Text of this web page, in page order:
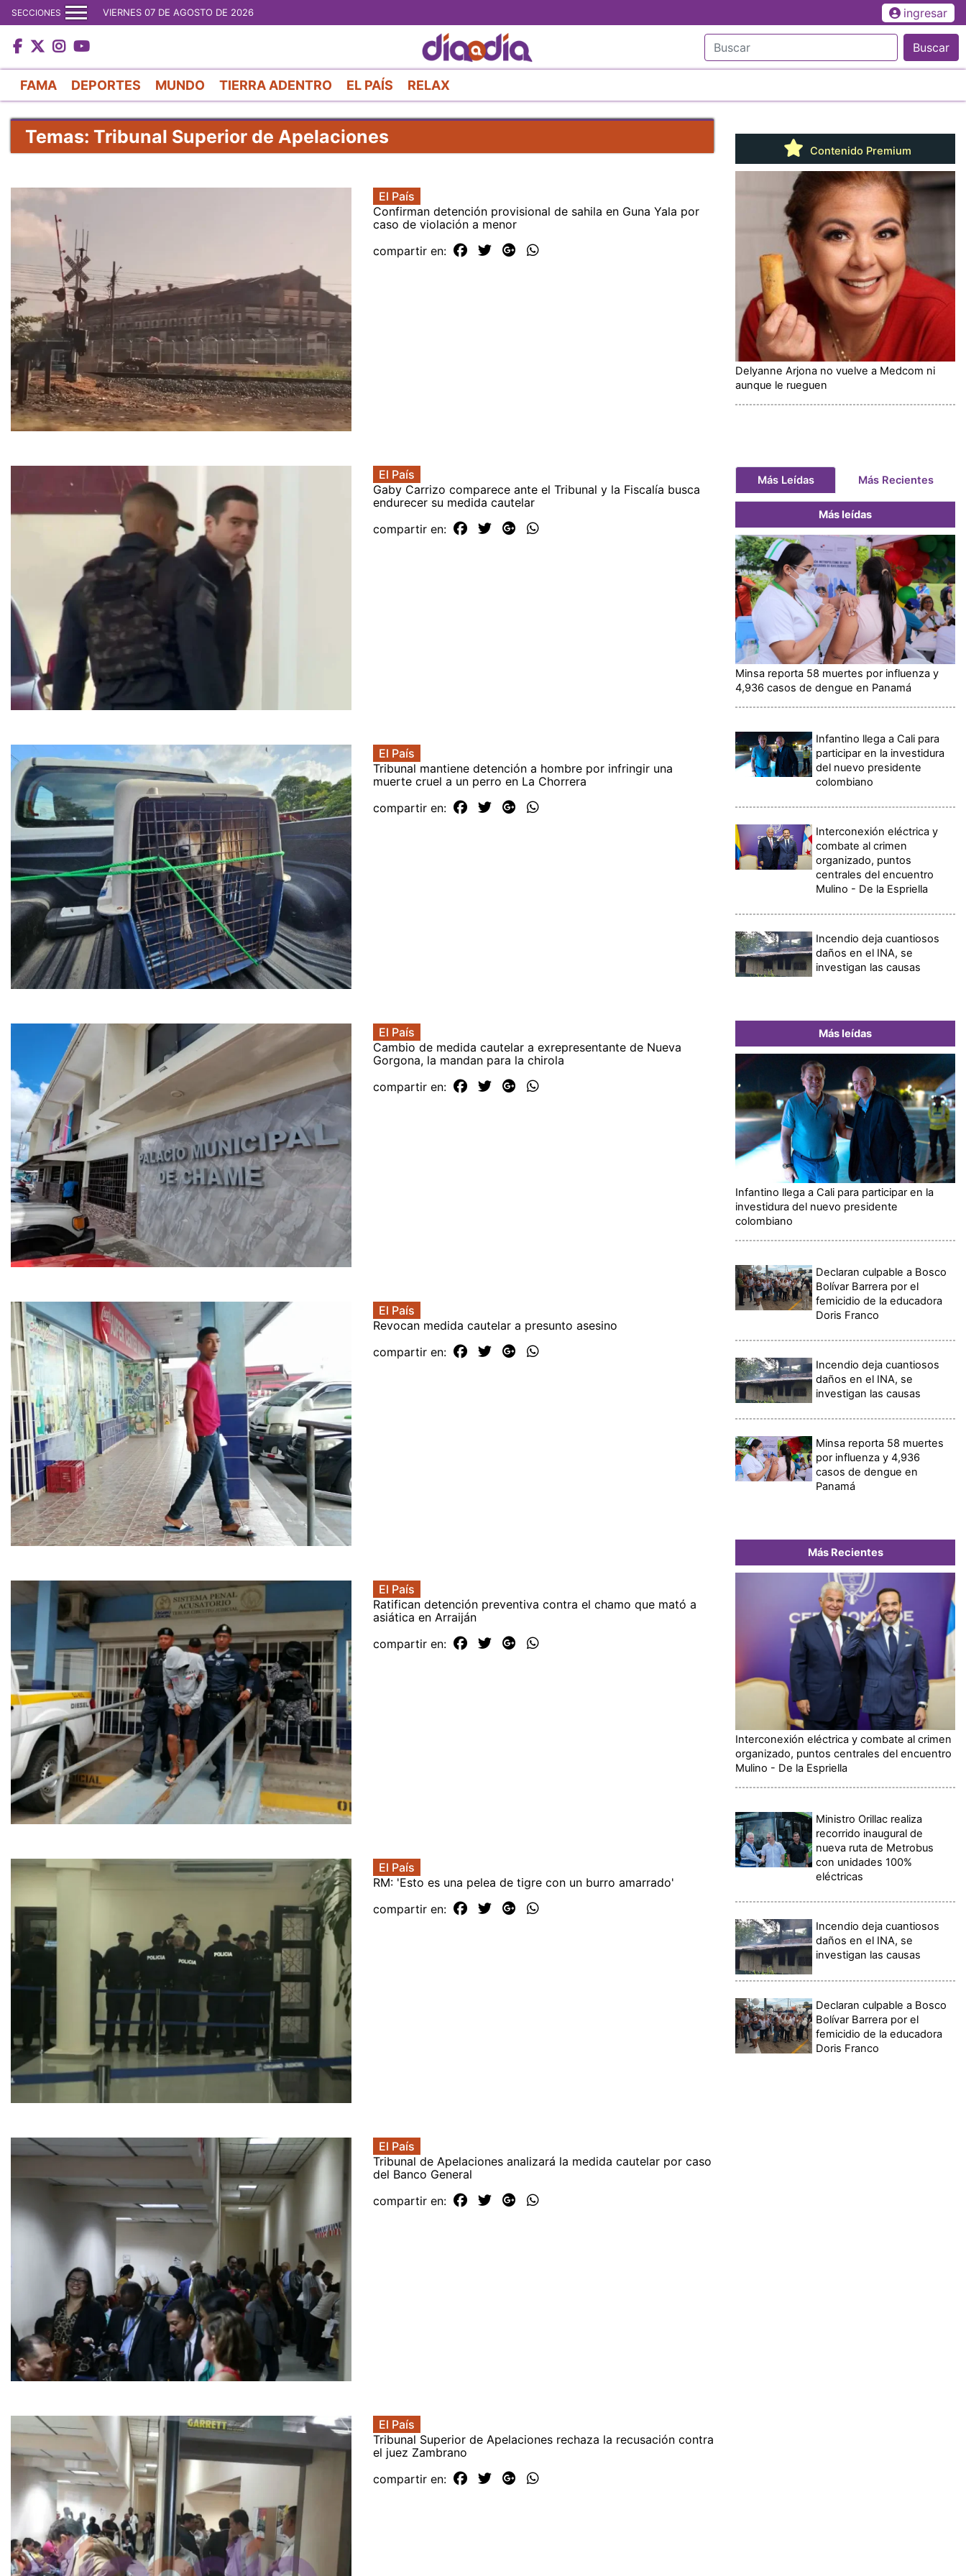
al
contenido
principal
SECCIONES VIERNES 07 DE AGOSTO DE 2026 ingresar
Buscar
FAMA DEPORTES MUNDO TIERRA ADENTRO EL PAÍS RELAX
Temas: Tribunal Superior de Apelaciones
El País
Confirman detención provisional de sahila en Guna Yala por
caso de violación a menor
compartir en:
El País
Gaby Carrizo comparece ante el Tribunal y la Fiscalía busca
endurecer su medida cautelar
compartir en:
El País
Tribunal mantiene detención a hombre por infringir una
muerte cruel a un perro en La Chorrera
compartir en:
El País
Cambio de medida cautelar a exrepresentante de Nueva
Gorgona, la mandan para la chirola
compartir en:
El País
Revocan medida cautelar a presunto asesino
compartir en:
El País
Ratifican detención preventiva contra el chamo que mató a
asiática en Arraiján
compartir en:
El País
RM: 'Esto es una pelea de tigre con un burro amarrado'
compartir en:
El País
Tribunal de Apelaciones analizará la medida cautelar por caso
del Banco General
compartir en:
El País
Tribunal Superior de Apelaciones rechaza la recusación contra
el juez Zambrano
compartir en:
Contenido Premium
Delyanne Arjona no vuelve a Medcom ni
aunque le rueguen
Más Leídas Más Recientes
Más leídas
Minsa reporta 58 muertes por influenza y
4,936 casos de dengue en Panamá
Infantino llega a Cali para
participar en la investidura
del nuevo presidente
colombiano
Interconexión eléctrica y
combate al crimen
organizado, puntos
centrales del encuentro
Mulino - De la Espriella
Incendio deja cuantiosos
daños en el INA, se
investigan las causas
Más leídas
Infantino llega a Cali para participar en la
investidura del nuevo presidente
colombiano
Declaran culpable a Bosco
Bolívar Barrera por el
femicidio de la educadora
Doris Franco
Incendio deja cuantiosos
daños en el INA, se
investigan las causas
Minsa reporta 58 muertes
por influenza y 4,936
casos de dengue en
Panamá
Más Recientes
Interconexión eléctrica y combate al crimen
organizado, puntos centrales del encuentro
Mulino - De la Espriella
Ministro Orillac realiza
recorrido inaugural de
nueva ruta de Metrobus
con unidades 100%
eléctricas
Incendio deja cuantiosos
daños en el INA, se
investigan las causas
Declaran culpable a Bosco
Bolívar Barrera por el
femicidio de la educadora
Doris Franco